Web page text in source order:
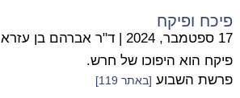
פיכח ופיקח
17 ספטמבר, 2024 | ד"ר אברהם בן עזרא
פיקח הוא היפוכו של חרש.
פרשת השבוע [באתר 119]